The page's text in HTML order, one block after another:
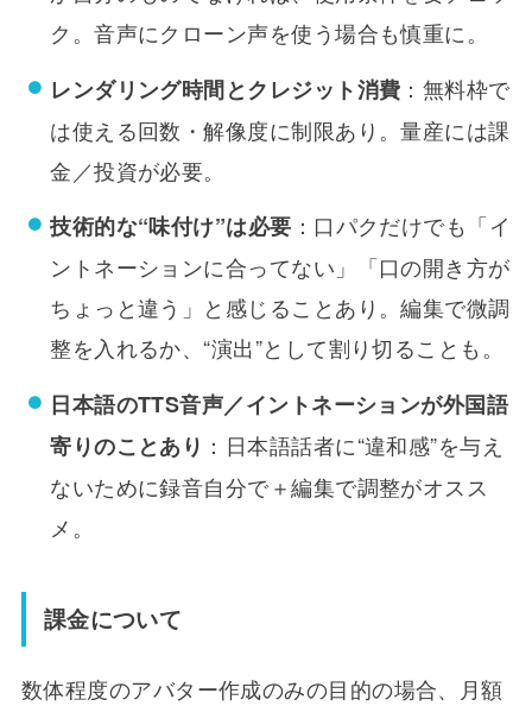
ク。音声にクローン声を使う場合も慎重に。
レンダリング時間とクレジット消費 ：無料枠で
は使える回数・解像度に制限あり。量産には課
金／投資が必要。
技術的な“味付け”は必要 ：口パクだけでも「イ
ントネーションに合ってない」「口の開き方が
ちょっと違う」と感じることあり。編集で微調
整を入れるか、“演出”として割り切ることも。
日本語のTTS音声／イントネーションが外国語
寄りのことあり ：日本語話者に“違和感”を与え
ないために録音自分で＋編集で調整がオスス
メ。
課金について
数体程度のアバター作成のみの目的の場合、月額